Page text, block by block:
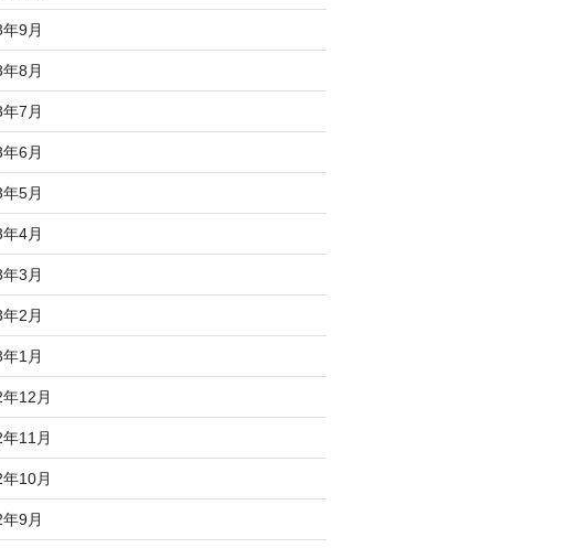
9月
8月
7月
6月
5月
4月
3月
2月
1月
12月
11月
10月
9月